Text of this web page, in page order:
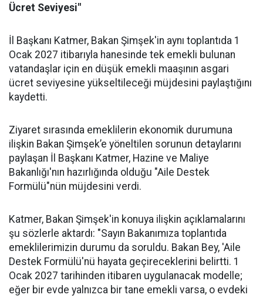
Ücret Seviyesi"
İl Başkanı Katmer, Bakan Şimşek'in aynı toplantıda 1
Ocak 2027 itibarıyla hanesinde tek emekli bulunan
vatandaşlar için en düşük emekli maaşının asgari
ücret seviyesine yükseltileceği müjdesini paylaştığını
kaydetti.
Ziyaret sırasında emeklilerin ekonomik durumuna
ilişkin Bakan Şimşek’e yöneltilen sorunun detaylarını
paylaşan İl Başkanı Katmer, Hazine ve Maliye
Bakanlığı'nın hazırlığında olduğu "Aile Destek
Formülü"nün müjdesini verdi.
Katmer, Bakan Şimşek'in konuya ilişkin açıklamalarını
şu sözlerle aktardı: "Sayın Bakanımıza toplantıda
emeklilerimizin durumu da soruldu. Bakan Bey, 'Aile
Destek Formülü'nü hayata geçireceklerini belirtti. 1
Ocak 2027 tarihinden itibaren uygulanacak modelle;
eğer bir evde yalnızca bir tane emekli varsa, o evdeki